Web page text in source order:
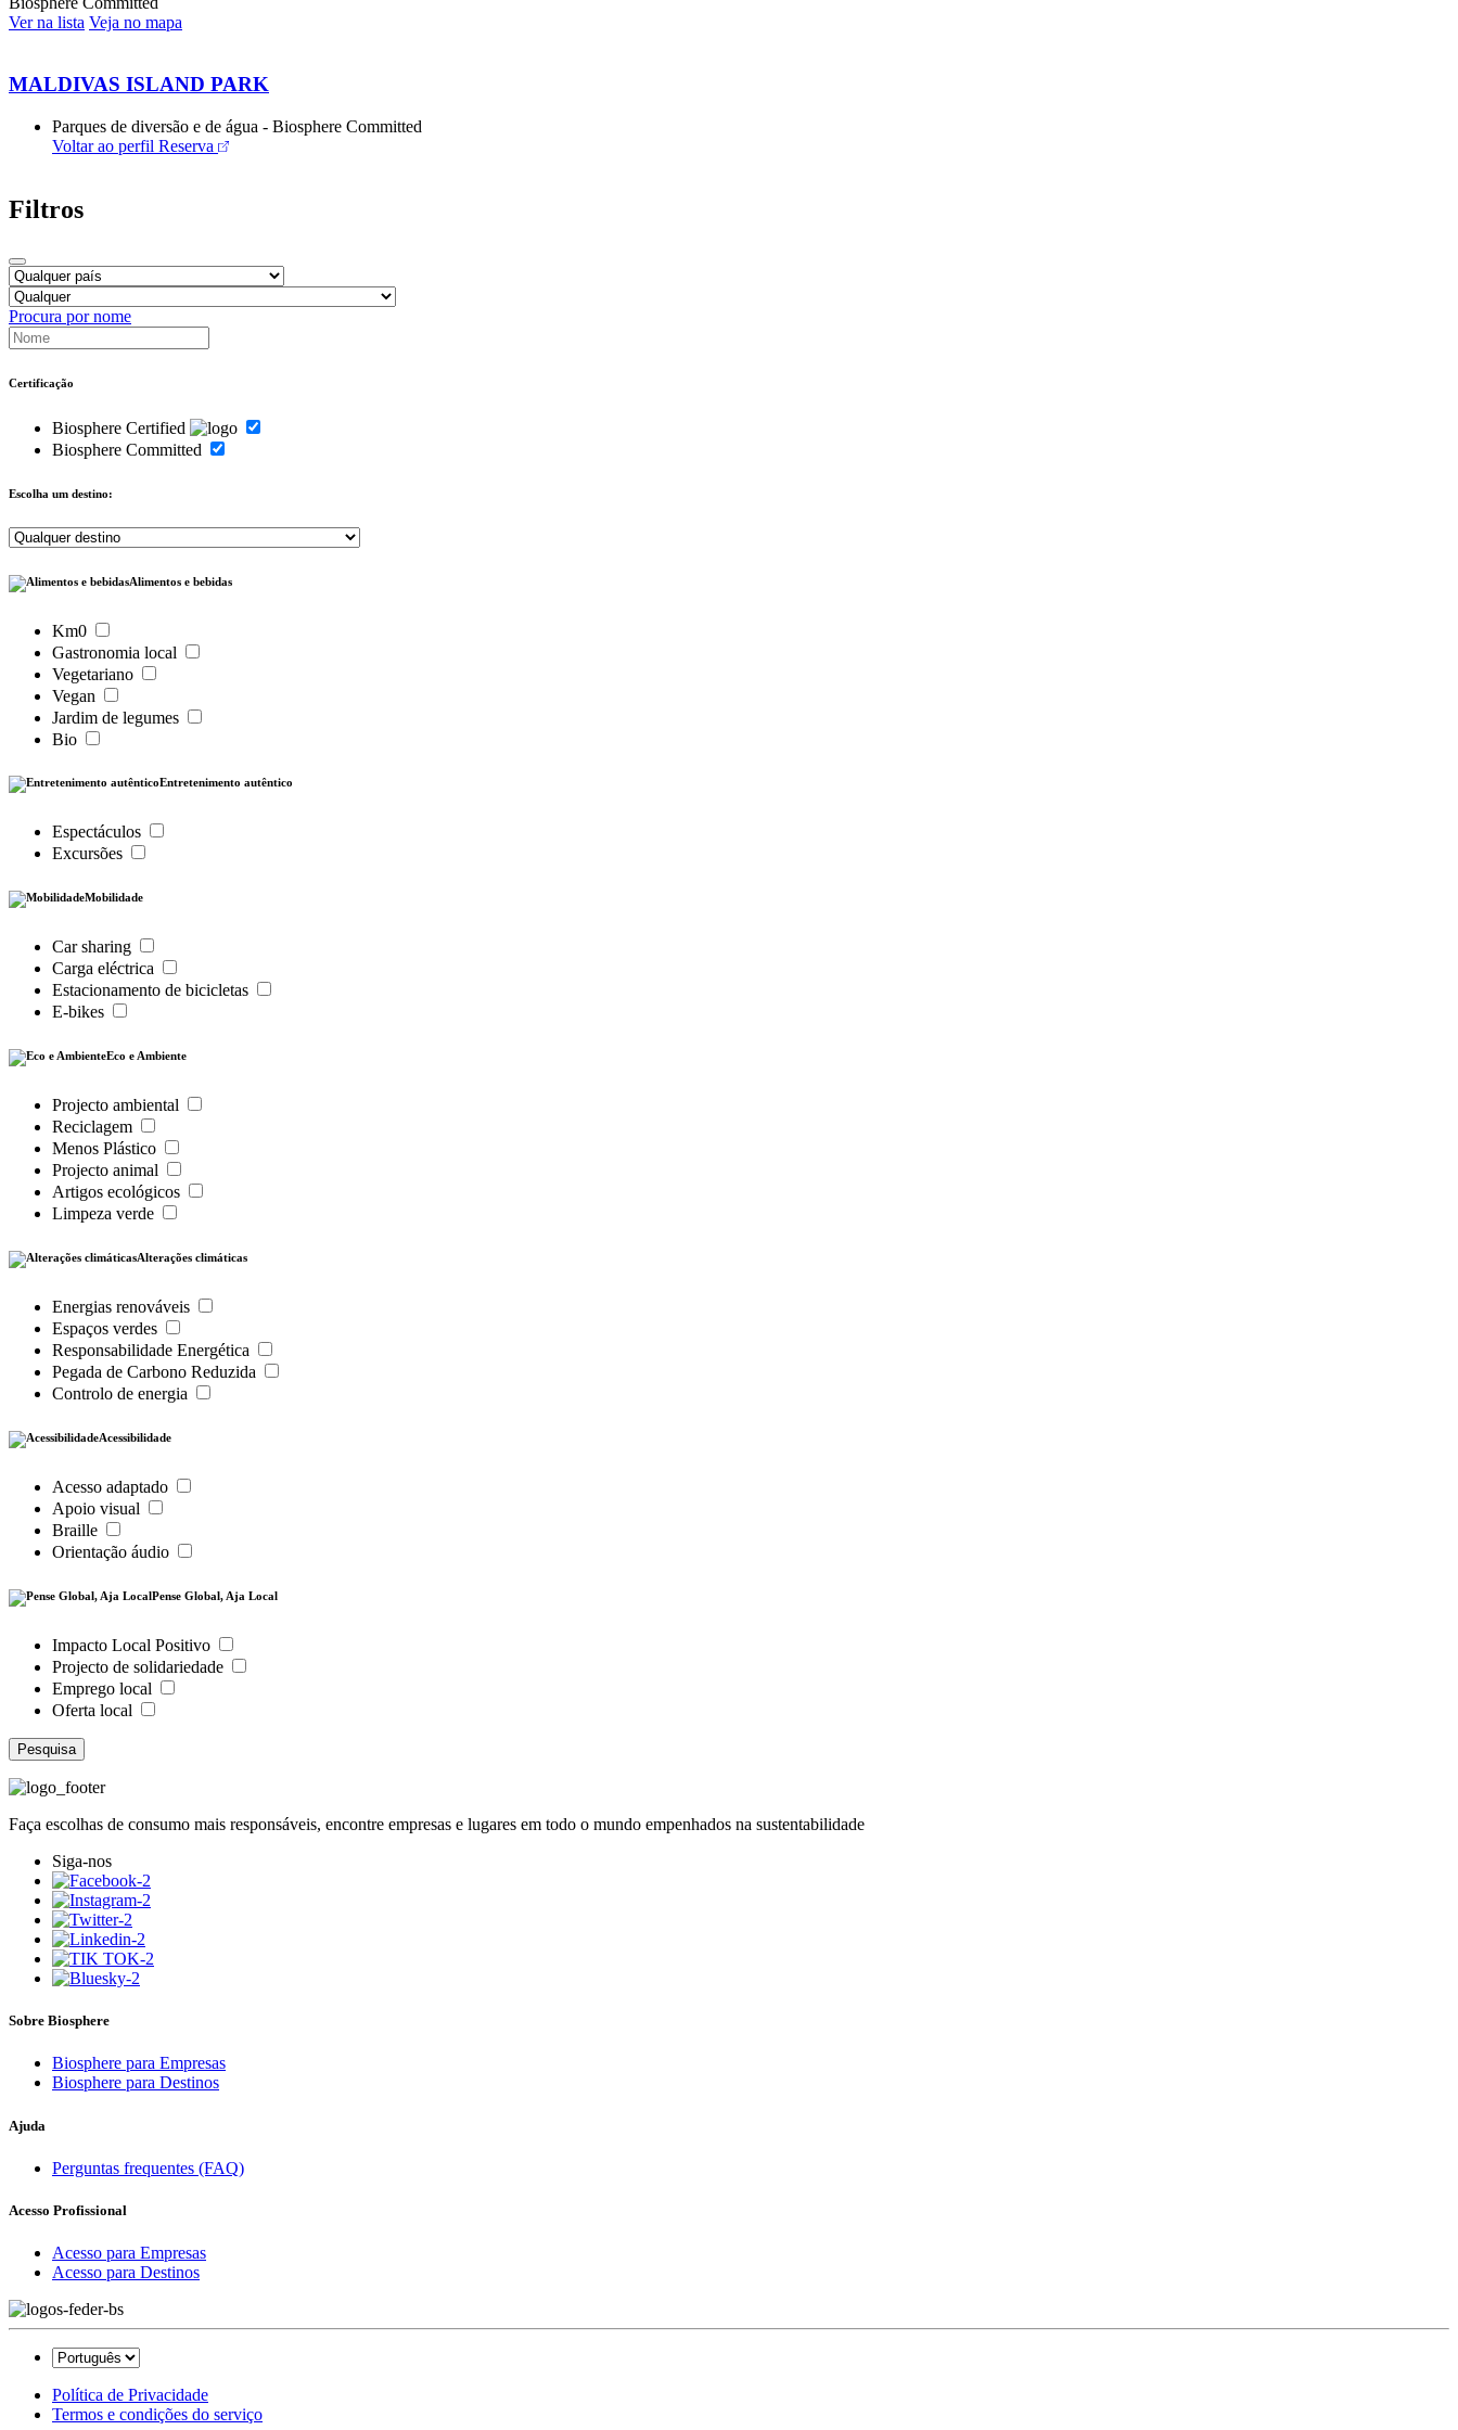
Ver na lista Veja no mapa
MALDIVAS ISLAND PARK
Parques de diversão e de água - Biosphere Committed
Voltar ao perfil Reserva
Filtros
Procura por nome
Certificação
Biosphere Certified
Biosphere Committed
Escolha um destino:
Alimentos e bebidas
Km0
Gastronomia local
Vegetariano
Vegan
Jardim de legumes
Bio
Entretenimento autêntico
Espectáculos
Excursões
Mobilidade
Car sharing
Carga eléctrica
Estacionamento de bicicletas
E-bikes
Eco e Ambiente
Projecto ambiental
Reciclagem
Menos Plástico
Projecto animal
Artigos ecológicos
Limpeza verde
Alterações climáticas
Energias renováveis
Espaços verdes
Responsabilidade Energética
Pegada de Carbono Reduzida
Controlo de energia
Acessibilidade
Acesso adaptado
Apoio visual
Braille
Orientação áudio
Pense Global, Aja Local
Impacto Local Positivo
Projecto de solidariedade
Emprego local
Oferta local
Pesquisa
Faça escolhas de consumo mais responsáveis, encontre empresas e lugares em todo o mundo empenhados na sustentabilidade
Siga-nos
Sobre Biosphere
Biosphere para Empresas
Biosphere para Destinos
Ajuda
Perguntas frequentes (FAQ)
Acesso Profissional
Acesso para Empresas
Acesso para Destinos
Política de Privacidade
Termos e condições do serviço